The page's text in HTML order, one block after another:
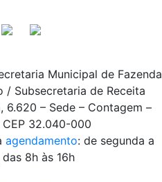
Municipal de Fazenda
/ Subsecretaria de Receita
6.620 – Sede – Contagem –
CEP 32.040-000
agendamento: de segunda a
8h às 16h